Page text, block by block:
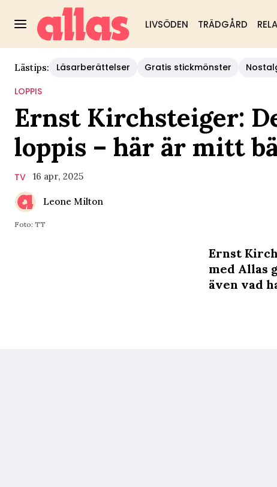
LIVSÖDEN TRÄDGÅRD
Lästips: Läsarberättelser Gratis stickmönster
LOPPIS
Ernst Kirchsteiger:
loppis – här är mitt
TV 16 apr, 2025
Leone Milton
Foto: TT
Ernst
med Allas
även vad